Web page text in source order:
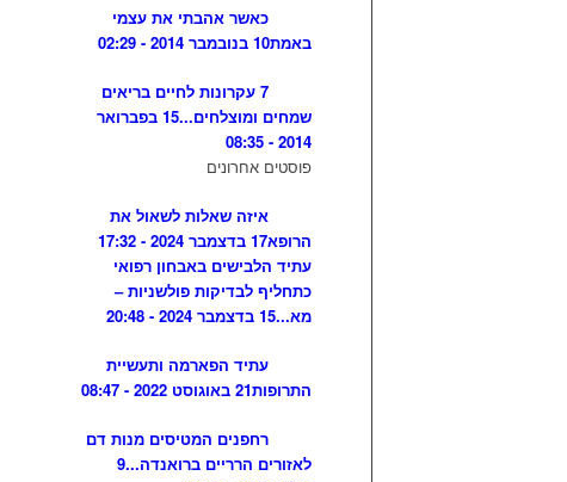
כאשר אהבתי את עצמי
באמת10 בנובמבר 2014 - 02:29
7 עקרונות לחיים בריאים
שמחים ומוצלחים...
15 בפברואר
2014 - 08:35
פוסטים אחרונים
איזה שאלות לשאול את
הרופא17 בדצמבר 2024 - 17:32
עתיד הלבישים באבחון רפואי
כתחליף לבדיקות פולשניות –
מא...15 בדצמבר 2024 - 20:48
עתיד הפארמה ותעשיית
התרופות21 באוגוסט 2022 - 08:47
רחפנים המטיסים מנות דם
לאזורים הרריים ברואנדה...9